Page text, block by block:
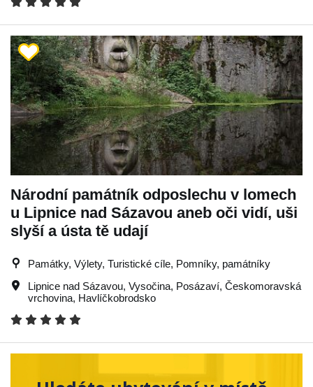
Národní památník odposlechu v lomech
u Lipnice nad Sázavou aneb oči vidí, uši
slyší a ústa tě udají
Památky, Výlety, Turistické cíle, Pomníky, památníky
Lipnice nad Sázavou, Vysočina, Posázaví, Českomoravská
vrchovina, Havlíčkobrodsko